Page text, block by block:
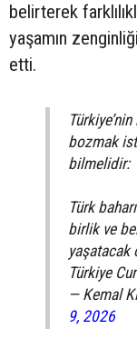
belirterek
yaşamın
etti.
bozmak
bilmelidir:
Türk
birlik ve
yaşatacak
Türkiye
— Kemal
9, 2026